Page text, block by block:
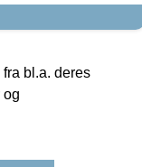
bl.a. deres
og